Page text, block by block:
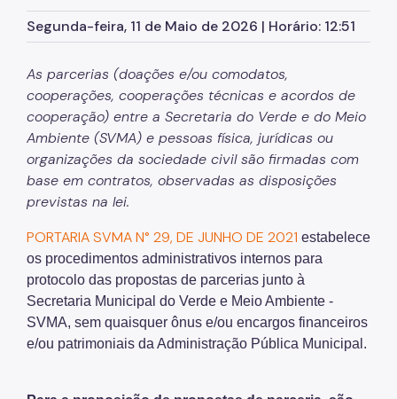
Parques Urbanos
Parques Concessionados
Unidades de Conservação
Trilha Interparques
Viveiros Municipais
Educação Ambiental UMAPAZ
Planetários
Planejamento Ambiental
Patrimônio Ambiental
Segunda-feira, 11 de Maio de 2026 | Horário: 12:51
As parcerias (doações e/ou comodatos,
cooperações, cooperações técnicas e acordos de
cooperação) entre a Secretaria do Verde e do Meio
Ambiente (SVMA) e pessoas física, jurídicas ou
organizações da sociedade civil são firmadas com
base em contratos, observadas as disposições
previstas na lei.
PORTARIA SVMA N° 29, DE JUNHO DE 2021 estabelece
os procedimentos administrativos internos para
protocolo das propostas de parcerias junto à
Secretaria Municipal do Verde e Meio Ambiente -
SVMA, sem quaisquer ônus e/ou encargos financeiros
e/ou patrimoniais da Administração Pública Municipal.